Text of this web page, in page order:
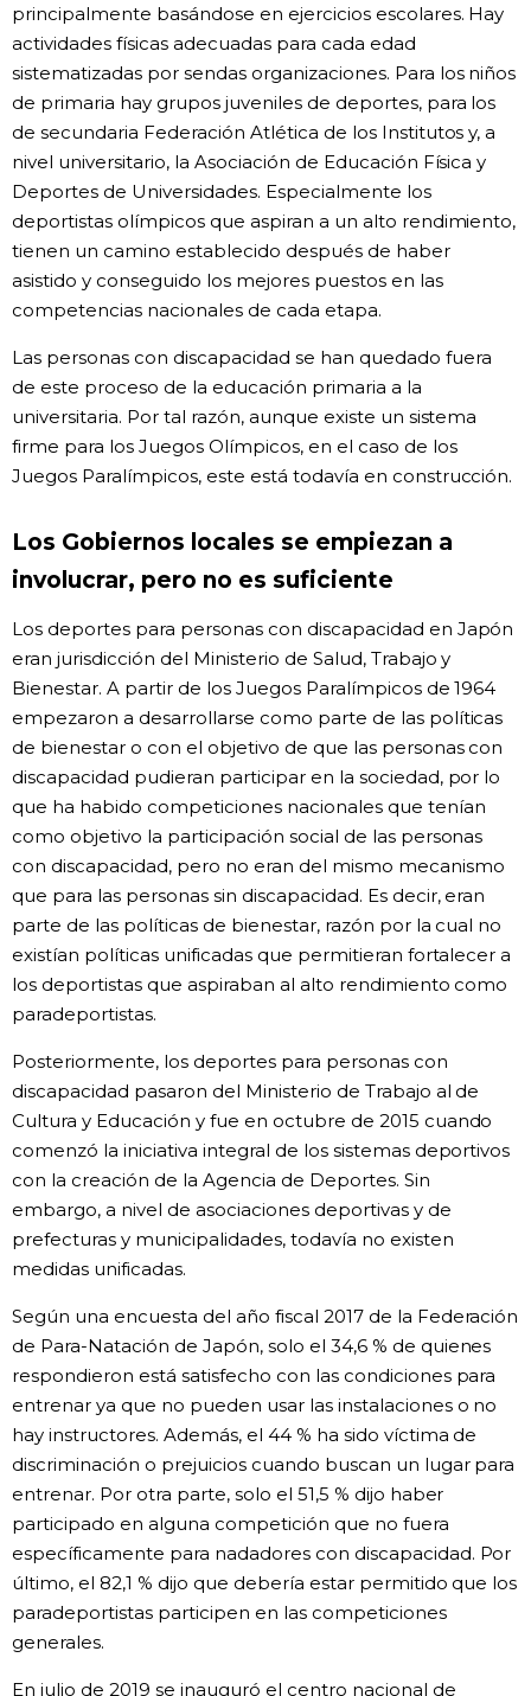
principalmente basándose en ejercicios escolares. Hay
actividades físicas adecuadas para cada edad
sistematizadas por sendas organizaciones. Para los niños
de primaria hay grupos juveniles de deportes, para los
de secundaria Federación Atlética de los Institutos y, a
nivel universitario, la Asociación de Educación Física y
Deportes de Universidades. Especialmente los
deportistas olímpicos que aspiran a un alto rendimiento,
tienen un camino establecido después de haber
asistido y conseguido los mejores puestos en las
competencias nacionales de cada etapa.
Las personas con discapacidad se han quedado fuera
de este proceso de la educación primaria a la
universitaria. Por tal razón, aunque existe un sistema
firme para los Juegos Olímpicos, en el caso de los
Juegos Paralímpicos, este está todavía en construcción.
Los Gobiernos locales se empiezan a
involucrar, pero no es suficiente
Los deportes para personas con discapacidad en Japón
eran jurisdicción del Ministerio de Salud, Trabajo y
Bienestar. A partir de los Juegos Paralímpicos de 1964
empezaron a desarrollarse como parte de las políticas
de bienestar o con el objetivo de que las personas con
discapacidad pudieran participar en la sociedad, por lo
que ha habido competiciones nacionales que tenían
como objetivo la participación social de las personas
con discapacidad, pero no eran del mismo mecanismo
que para las personas sin discapacidad. Es decir, eran
parte de las políticas de bienestar, razón por la cual no
existían políticas unificadas que permitieran fortalecer a
los deportistas que aspiraban al alto rendimiento como
paradeportistas.
Posteriormente, los deportes para personas con
discapacidad pasaron del Ministerio de Trabajo al de
Cultura y Educación y fue en octubre de 2015 cuando
comenzó la iniciativa integral de los sistemas deportivos
con la creación de la Agencia de Deportes. Sin
embargo, a nivel de asociaciones deportivas y de
prefecturas y municipalidades, todavía no existen
medidas unificadas.
Según una encuesta del año fiscal 2017 de la Federación
de Para-Natación de Japón, solo el 34,6 % de quienes
respondieron está satisfecho con las condiciones para
entrenar ya que no pueden usar las instalaciones o no
hay instructores. Además, el 44 % ha sido víctima de
discriminación o prejuicios cuando buscan un lugar para
entrenar. Por otra parte, solo el 51,5 % dijo haber
participado en alguna competición que no fuera
específicamente para nadadores con discapacidad. Por
último, el 82,1 % dijo que debería estar permitido que los
paradeportistas participen en las competiciones
generales.
En julio de 2019 se inauguró el centro nacional de